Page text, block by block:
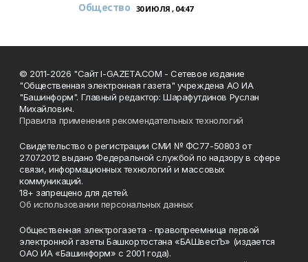
Общество 30 ИЮЛЯ , 04:47
© 2011-2026 "Сайт I-GAZETA.COM - Сетевое издание
"Общественная электронная газета" учреждена АО ИА
"Башинформ". Главный редактор: Шарафутдинов Руслан
Михайлович.
Правила применения рекомендательных технологий
Свидетельство о регистрации СМИ № ФС77-50803 от
27.07.2012 выдано Федеральной службой по надзору в сфере
связи, информационных технологий и массовых
коммуникаций.
18+ запрещено для детей.
Об использовании персональных данных
Общественная электрогазета - правопреемница первой
электронной газеты Башкортостана «БАШвестЪ» (издается
ОАО ИА «Башинформ» с 2001 года).